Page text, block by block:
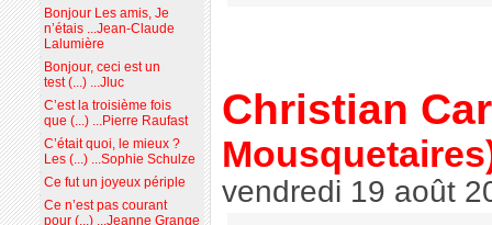
Christian
vendredi 19 août
Bonjour Les amis, Je
n’étais ...Jean-Claude
Lalumière
Bonjour, ceci est un
test (...) ...Jluc
C’est la troisième fois
que (...) ...Pierre Raufast
C’était quoi, le mieux ?
Les (...) ...Sophie Schulze
Ce fut un joyeux périple
Ce n’est pas courant
pour (...) ...Jeanne Grange